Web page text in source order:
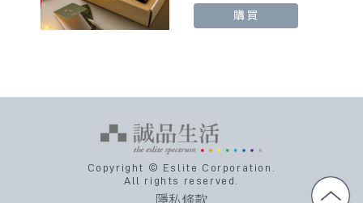
購買
Copyright © Eslite Corporation.
All rights reserved.